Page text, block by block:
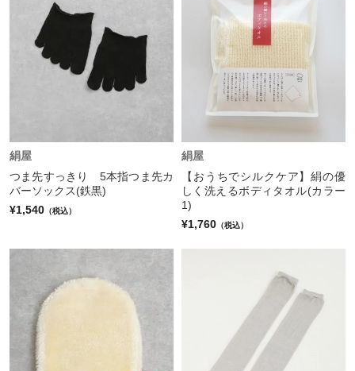
絹屋
つま先すっきり 5本指つま先カ
バーソックス(鉄黒)
¥1,540 （税込）
絹屋
【おうちでシルクケア】絹の優
しく洗えるボディタオル(カラー
1)
¥1,760 （税込）